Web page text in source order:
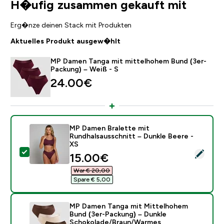
H�ufig zusammen gekauft mit
Erg�nze deinen Stack mit Produkten
Aktuelles Produkt ausgew�hlt
MP Damen Tanga mit mittelhohem Bund (3er-
Packung) – Weiß - S
24.00€‎
Dieses Produkt ausw�hlen - MP Damen Bralette mit
MP Damen Bralette mit
Rundhalsausschnitt – Dunkle Beere -
XS
discounted price
15.00€‎
War € 20,00‎
Spare € 5,00‎
MP Damen Tanga mit Mittelhohem
Bund (3er-Packung) – Dunkle
Schokolade/Braun/Warmes